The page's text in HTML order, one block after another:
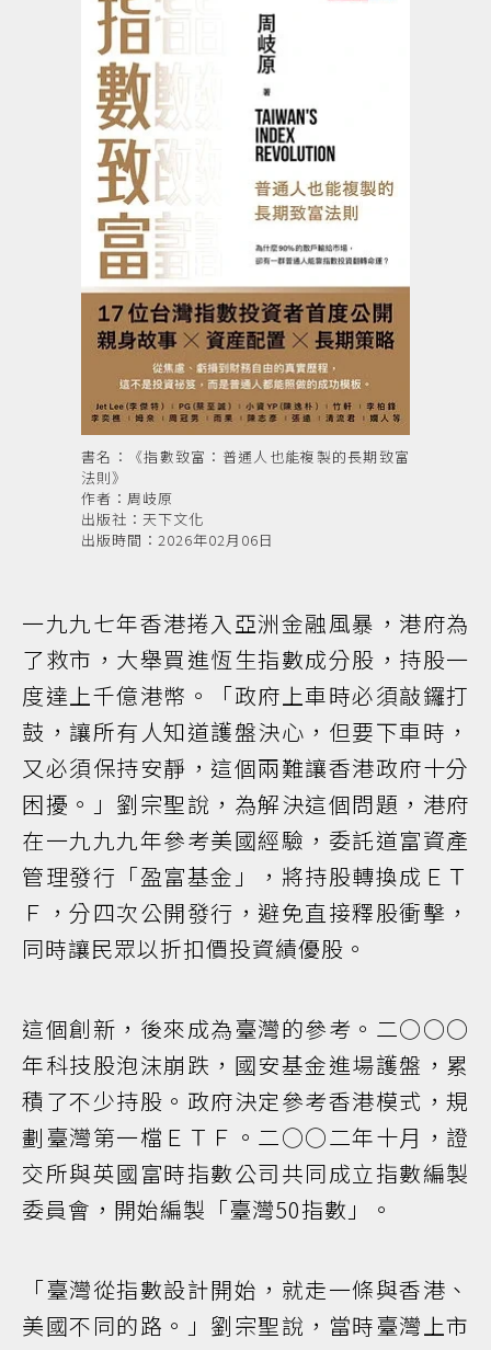
書名：《指數致富：普通人也能複製的長期致富
法則》
作者：周岐原
出版社：天下文化
出版時間：2026年02月06日
一九九七年香港捲入亞洲金融風暴，港府為
了救市，大舉買進恆生指數成分股，持股一
度達上千億港幣。「政府上車時必須敲鑼打
鼓，讓所有人知道護盤決心，但要下車時，
又必須保持安靜，這個兩難讓香港政府十分
困擾。」劉宗聖說，為解決這個問題，港府
在一九九九年參考美國經驗，委託道富資產
管理發行「盈富基金」，將持股轉換成ＥＴ
Ｆ，分四次公開發行，避免直接釋股衝擊，
同時讓民眾以折扣價投資績優股。
這個創新，後來成為臺灣的參考。二○○○
年科技股泡沫崩跌，國安基金進場護盤，累
積了不少持股。政府決定參考香港模式，規
劃臺灣第一檔ＥＴＦ。二○○二年十月，證
交所與英國富時指數公司共同成立指數編製
委員會，開始編製「臺灣50指數」。
「臺灣從指數設計開始，就走一條與香港、
美國不同的路。」劉宗聖說，當時臺灣上市